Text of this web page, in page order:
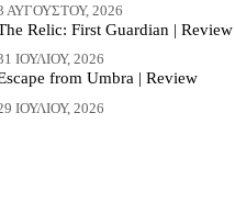
ΑΥΓΟΎΣΤΟΥ, 2026
Relic: First Guardian | Review
ΙΟΥΛΊΟΥ, 2026
from Umbra | Review
ΙΟΥΛΊΟΥ, 2026